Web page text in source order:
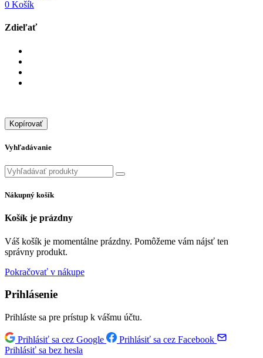
0 Košík
Zdieľať
Kopírovať
Vyhľadávanie
Nákupný košík
Košík je prázdny
Váš košík je momentálne prázdny. Pomôžeme vám nájsť ten
správny produkt.
Pokračovať v nákupe
Prihlásenie
Prihláste sa pre prístup k vášmu účtu.
Prihlásiť sa cez Google
Prihlásiť sa cez Facebook
Prihlásiť sa bez hesla